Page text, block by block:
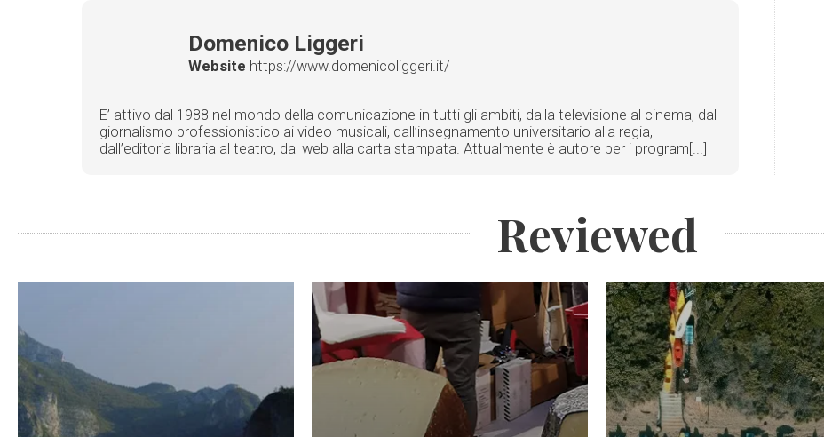
Domenico Liggeri
Website https://www.domenicoliggeri.it/
E’ attivo dal 1988 nel mondo della comunicazione in tutti gli ambiti, dalla televisione al cinema, dal
giornalismo professionistico ai video musicali, dall’insegnamento universitario alla regia,
dall’editoria libraria al teatro, dal web alla carta stampata. Attualmente è autore per i program[...]
Reviewed